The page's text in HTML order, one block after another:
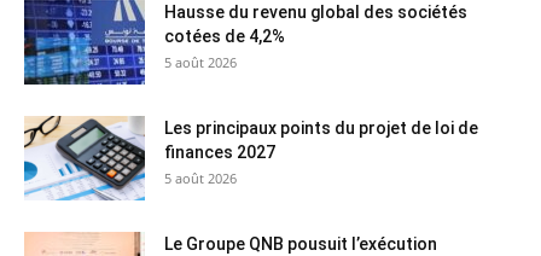
Hausse du revenu global des sociétés
cotées de 4,2%
5 août 2026
Les principaux points du projet de loi de
finances 2027
5 août 2026
Le Groupe QNB pousuit l’exécution